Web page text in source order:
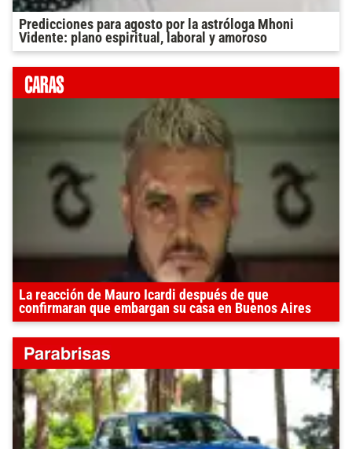
Predicciones para agosto por la astróloga Mhoni
Vidente: plano espiritual, laboral y amoroso
La reacción de Mauro Icardi después de que
confirmaran que embargan su casa en Buenos Aires